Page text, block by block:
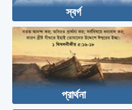
স্বর্গ
প্রার্থনা